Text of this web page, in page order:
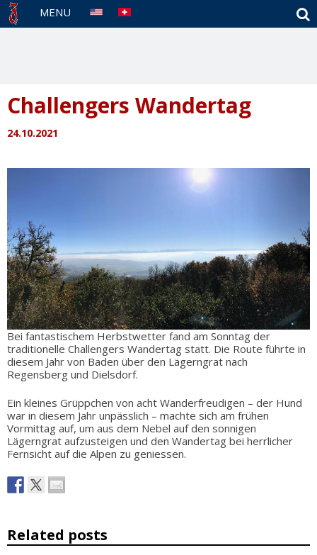
MENU
Challengers Wandertag
24.10.2021
Bei fantastischem Herbstwetter fand am Sonntag der
traditionelle Challengers Wandertag statt. Die Route führte in
diesem Jahr von Baden über den Lägerngrat nach
Regensberg und Dielsdorf.
Ein kleines Grüppchen von acht Wanderfreudigen – der Hund
war in diesem Jahr unpässlich – machte sich am frühen
Vormittag auf, um aus dem Nebel auf den sonnigen
Lägerngrat aufzusteigen und den Wandertag bei herrlicher
Fernsicht auf die Alpen zu geniessen.
Related posts